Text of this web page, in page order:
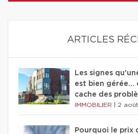
ARTICLES
Les signes
est bien gérée…
cache des
IMMOBILIER 2
Pourquoi le prix